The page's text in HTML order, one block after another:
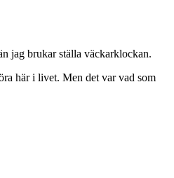
jag brukar ställa väckarklockan.
här i livet. Men det var vad som